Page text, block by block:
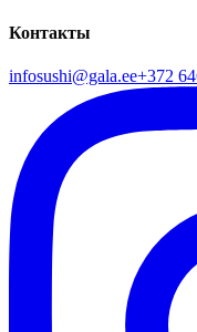
Контакты
infosushi@gala.ee+372